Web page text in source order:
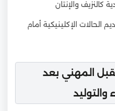
كالنزيف والإنتان
الحالات الإكلينيكية أمام
المهني بعد